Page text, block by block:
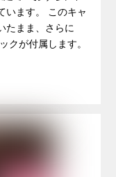
います。 このキャ
たまま、さらに
クが付属します。